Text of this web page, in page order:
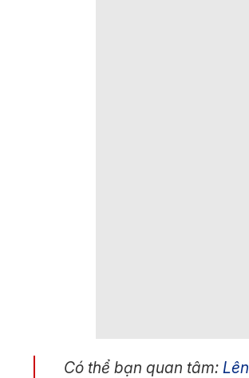
Có thể bạn quan tâm: